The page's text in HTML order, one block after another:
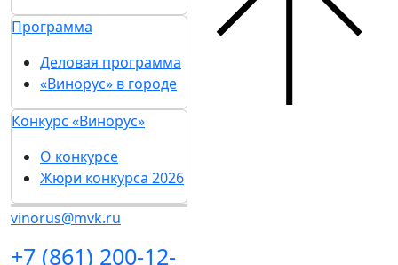
Программа
Деловая программа
«Винорус» в городе
Конкурс «Винорус»
О конкурсе
Жюри конкурса 2026
vinorus@mvk.ru
+7 (861) 200-12-